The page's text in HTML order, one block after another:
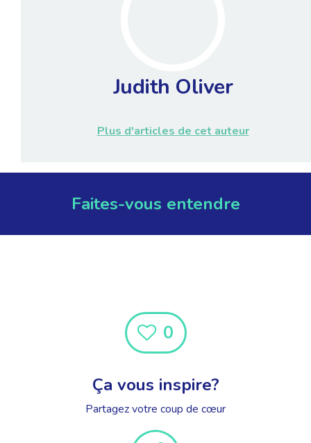
Judith Oliver
Plus d'articles de cet auteur
Faites-vous entendre
0
Ça vous inspire?
Partagez votre coup de cœur